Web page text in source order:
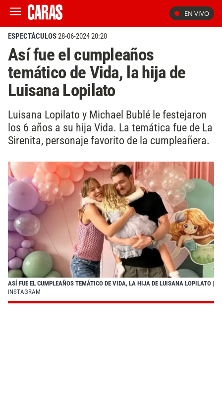
EN VIVO
ESPECTÁCULOS28-06-2024 20:20
Así fue el cumpleaños
temático de Vida, la hija de
Luisana Lopilato
Luisana Lopilato y Michael Bublé le festejaron
los 6 años a su hija Vida. La temática fue de La
Sirenita, personaje favorito de la cumpleañera.
ASÍ FUE EL CUMPLEAÑOS TEMÁTICO DE VIDA, LA HIJA DE LUISANA LOPILATO |
INSTAGRAM